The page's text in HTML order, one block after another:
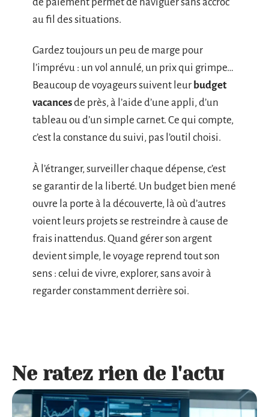
au fil des situations.
Gardez toujours un peu de marge pour
l’imprévu : un vol annulé, un prix qui grimpe…
Beaucoup de voyageurs suivent leur budget
vacancesde près, à l’aide d’une appli, d’un
tableau ou d’un simple carnet. Ce qui compte,
c’est la constance du suivi, pas l’outil choisi.
À l’étranger, surveiller chaque dépense, c’est
se garantir de la liberté. Un budget bien mené
ouvre la porte à la découverte, là où d’autres
voient leurs projets se restreindre à cause de
frais inattendus. Quand gérer son argent
devient simple, le voyage reprend tout son
sens : celui de vivre, explorer, sans avoir à
regarder constamment derrière soi.
Ne ratez rien de l'actu